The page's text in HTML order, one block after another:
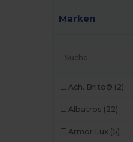
Marken
Ach. Brito® (2)
Albatros (22)
Armor Lux (5)